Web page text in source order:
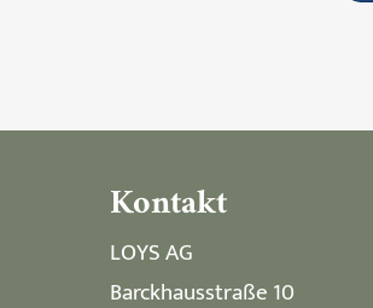
Kontakt
LOYS AG
Barckhausstraße 10